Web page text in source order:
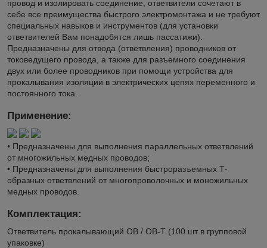
провод и изолировать соединение, ответвители сочетают в
себе все преимущества быстрого электромонтажа и не требуют
специальных навыков и инструментов (для установки
ответвителей Вам понадобятся лишь пассатижи).
Предназначены для отвода (ответвления) проводников от
токоведущего провода, а также для разъемного соединения
двух или более проводников при помощи устройства для
прокалывания изоляции в электрических цепях переменного и
постоянного тока.
Применение:
• Предназначены для выполнения параллельных ответвлений
от многожильных медных проводов;
• Предназначены для выполнения быстроразъемных Т-
образных ответвлений от многопроволочных и моножильных
медных проводов.
Комплектация:
Ответвитель прокалывающий ОВ / ОВ-Т (100 шт в групповой
упаковке)